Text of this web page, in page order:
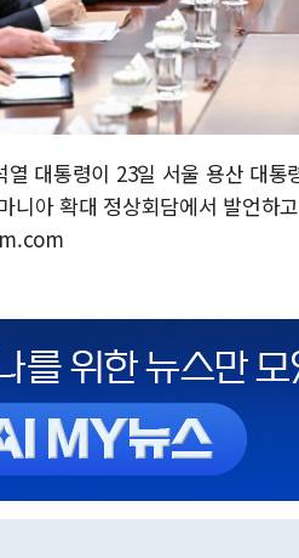
대통령이 23일 서울 용산 대
니아 확대 정상회담에서 발언하